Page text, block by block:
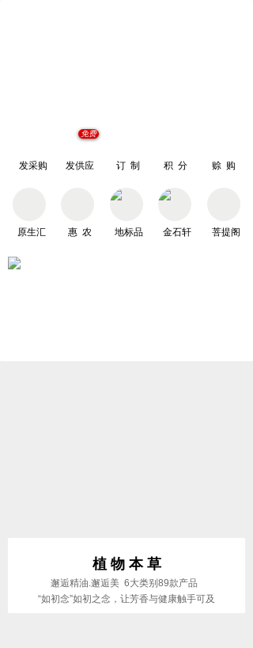
免费
订 制
发供应
发采购 赊 购
积 分
惠 农 地标品
原生汇 金石轩 菩提阁
植 物 本 草
邂逅精油.邂逅美 6大类别89款产品
“如初念”如初之念，让芳香与健康触手可及